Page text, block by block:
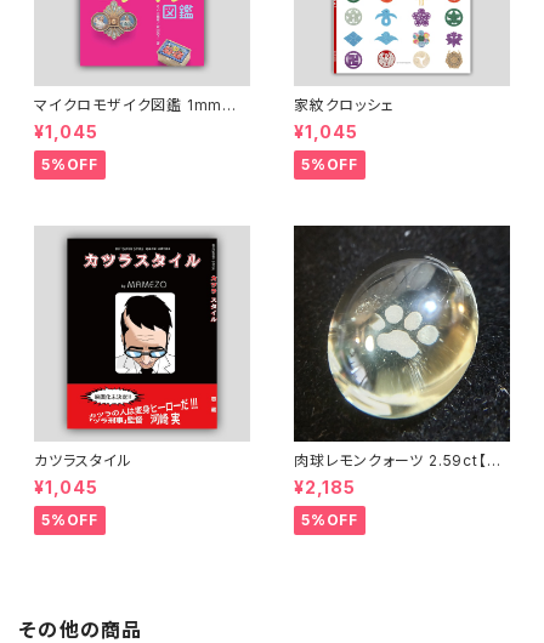
マイクロモザイク図鑑 1mmの
ガラスで描くジュエリー
¥1,045
5%OFF
家紋クロッシェ
¥1,045
5%OFF
カツラスタイル
¥1,045
5%OFF
肉球レモンクォーツ 2.59ct【25
06-002】
¥2,185
5%OFF
その他の商品